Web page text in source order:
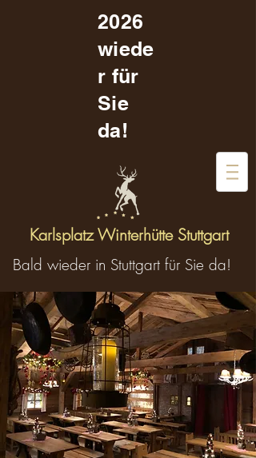
2026
wiede
r für
Sie
da!
Karlsplatz Winterhütte Stuttgart
Bald wieder in Stuttgart für Sie da!